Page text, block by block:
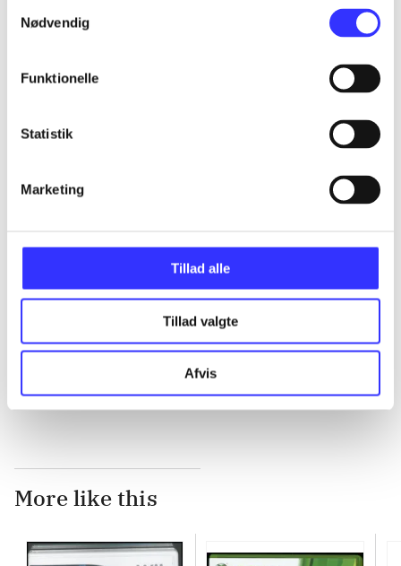
Nødvendig
Funktionelle
Statistik
Marketing
Tillad alle
Tillad valgte
Afvis
All registered articles grouped by issue
...
...
...
...
More like this